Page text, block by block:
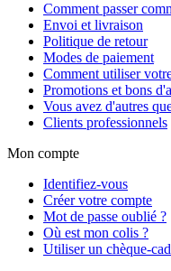
Comment passer
Envoi et livraison
Politique de retour
Modes de paiement
Comment utiliser
Promotions et bons
Vous avez d'autres
Clients professionnels
Mon compte
Identifiez-vous
Créer votre compte
Mot de passe oublié ?
Où est mon colis ?
Utiliser un chèque-